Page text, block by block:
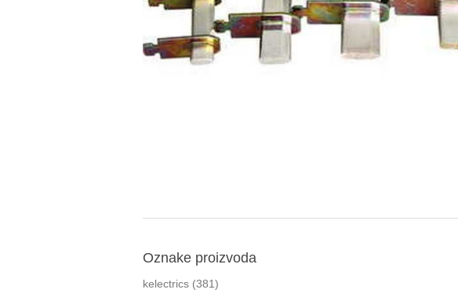
Oznake proizvoda
kelectrics (381)